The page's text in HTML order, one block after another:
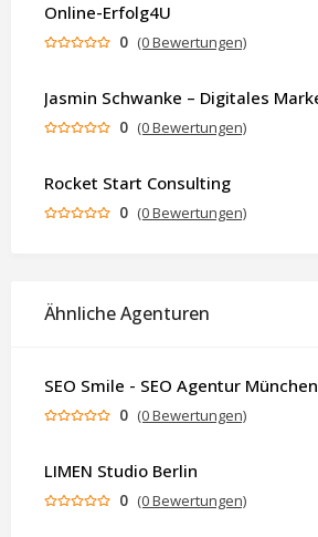
Online-Erfolg4U
0 (0 Bewertungen)
0 (0 Bewertungen)
Rocket Start Consulting
0 (0 Bewertungen)
Ähnliche Agenturen
SEO Smile - SEO Agentur München
0 (0 Bewertungen)
LIMEN Studio Berlin
0 (0 Bewertungen)